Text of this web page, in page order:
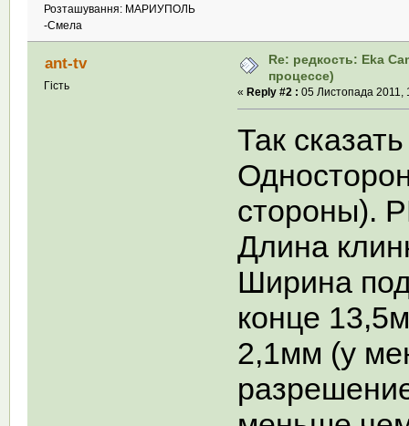
Розташування: МАРИУПОЛЬ
-Смела
ant-tv
Гість
Re: редкость: Eka
процессе)
« Reply #2 : 05 Листопада 2011,
Так
стороны).
Длина
Ширина
конце
2,1мм (у